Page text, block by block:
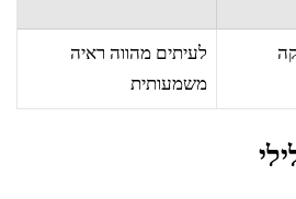
לעיתים מהווה ראיה
משמעותית